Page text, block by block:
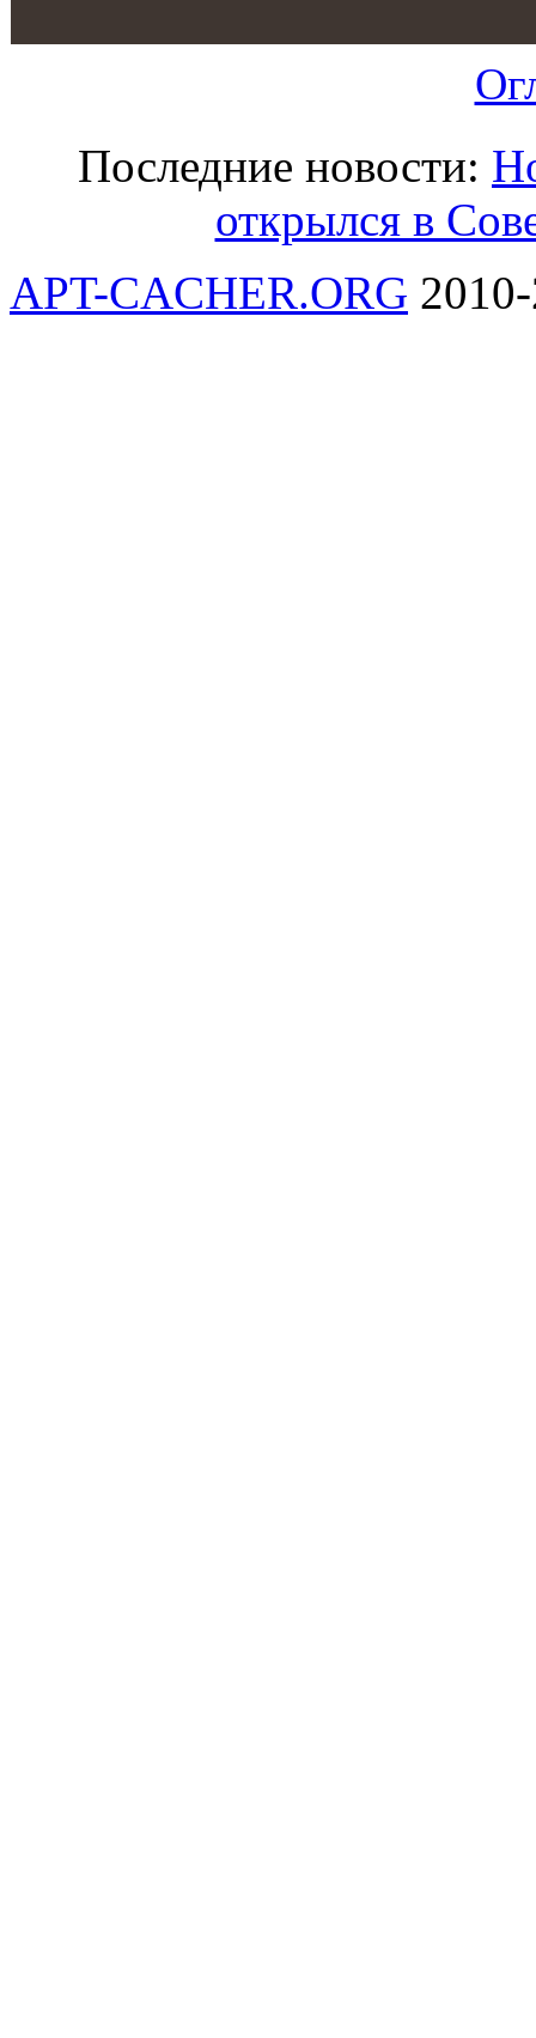
Последние новости:
открылся в
APT-CACHER.ORG